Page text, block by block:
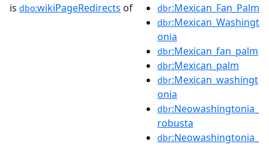
is dbo:wikiPageRedirects of dbr:Mexican_Fan_Palm
dbr:Mexican_Washingt
onia
dbr:Mexican_fan_palm
dbr:Mexican_palm
dbr:Mexican_washingt
onia
dbr:Neowashingtonia_
robusta
dbr:Neowashingtonia_